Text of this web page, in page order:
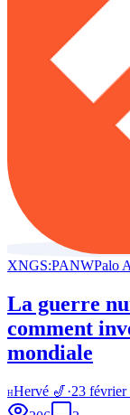
XNGS:PANWPalo
La guerre
comment
mondiale
HHervé 🎷·23 février